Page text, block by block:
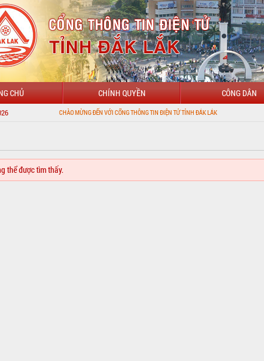
CHỦ CHÍNH QUYỀN CÔNG DÂN
CHÀO MỪNG ĐẾN VỚI CỔNG THÔNG TIN ĐIỆN TỬ TỈNH ĐẮK LẮK
thể được tìm thấy.